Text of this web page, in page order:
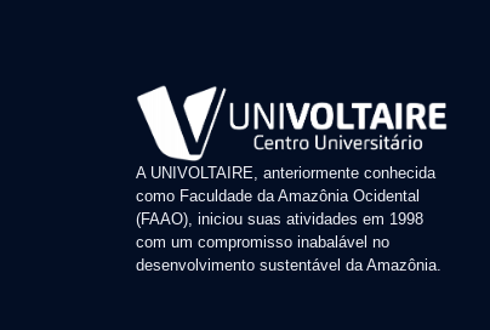
A UNIVOLTAIRE, anteriormente conhecida
como Faculdade da Amazônia Ocidental
(FAAO), iniciou suas atividades em 1998
com um compromisso inabalável no
desenvolvimento sustentável da Amazônia.